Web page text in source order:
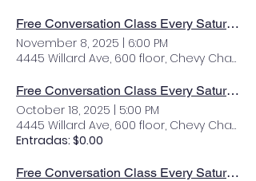
Free Conversation Class Every Saturday
November 8, 2025 | 6:00 PM
4445 Willard Ave, 600 floor, Chevy Chase,
Free Conversation Class Every Saturday
October 18, 2025 | 5:00 PM
4445 Willard Ave, 600 floor, Chevy Chase,
Entradas: $0.00
Free Conversation Class Every Saturday